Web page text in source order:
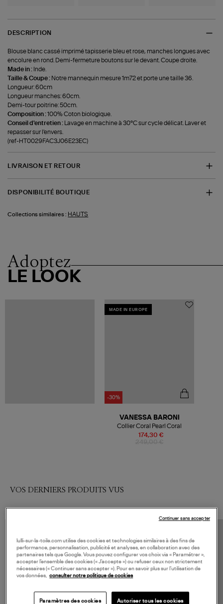
DESCRIPTION
Blouse blanc cassé imprimé tapisserie bleu et rose, manches longues avec
encolure en rond. Demi-fermeture boutons sur le devant. Coupe droite.
Made in : Inde.
Taille & Coupe : Notre mannequin mesure 1m72 et porte une taille 36.
Longueur: 60cm
Longueur manches: 60cm.
Demi-tour poitrine: 50cm.
Composition :100% Coton biologique.
Conseil d'entretien :
Lavage en machine à 30°C sur cycle délicat. Laver et
repasser sur l'envers.
(ref-HT0029FAC3J06E23EC)
LIVRAISON ET RETOUR
DISPONIBILITÉ BOUTIQUE
Collections similaires : HAUTS
Adoptez
LE LOOK
MADE IN EUROPE
-30%
174,30 €
VANESSA BARONI
Collier Coral Pearl Coral
VOS DERNIERS PRODUITS VUS
lulli-sur-la-toile.com utilise des cookies et technologies similaires à des fins de
performance, personnalisation, publicité et analyses, en collaboration avec des
partenaires tels que Google. Vous pouvez configurer vos choix via « Paramétrer »,
accepter l’ensemble des cookies (« J’accepte ») ou refuser ceux non strictement
nécessaires (« Continuer sans accepter »). Pour en savoir plus sur l’utilisation de
vos données, consulter notre politique de cookies
Paramètres des cookies Autoriser tous les cookies
Continuer sans accepter